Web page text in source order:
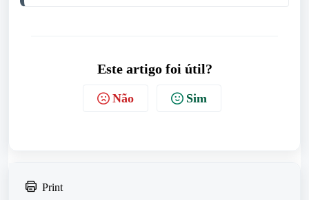
Este artigo foi útil?
Não Sim
Print